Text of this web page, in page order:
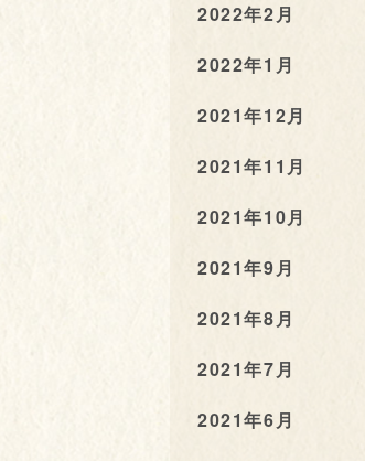
2022年2月
2022年1月
2021年12月
2021年11月
2021年10月
2021年9月
2021年8月
2021年7月
2021年6月